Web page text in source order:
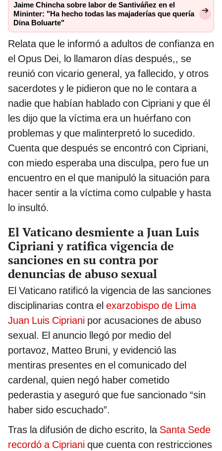
Jaime Chincha sobre labor de Santiváñez en el
Mininter: "Ha hecho todas las majaderías que quería
Dina Boluarte"
Relata que le informó a adultos de confianza en
el Opus Dei, lo llamaron días después,, se
reunió con vicario general, ya fallecido, y otros
sacerdotes y le pidieron que no le contara a
nadie que habían hablado con Cipriani y que él
les dijo que la víctima era un huérfano con
problemas y que malinterpretó lo sucedido.
Cuenta que después se encontró con Cipriani,
con miedo esperaba una disculpa, pero fue un
encuentro en el que manipuló la situación para
hacer sentir a la víctima como culpable y hasta
lo insultó.
El Vaticano desmiente a Juan Luis
Cipriani y ratifica vigencia de
sanciones en su contra por
denuncias de abuso sexual
El Vaticano ratificó la vigencia de las sanciones
disciplinarias contra el exarzobispo de Lima
Juan Luis Cipriani por acusaciones de abuso
sexual. El anuncio llegó por medio del
portavoz, Matteo Bruni, y evidenció las
mentiras presentes en el comunicado del
cardenal, quien negó haber cometido
pederastia y aseguró que fue sancionado “sin
haber sido escuchado”.
Tras la difusión de dicho escrito, la Santa Sede
recordó a Cipriani que cuenta con restricciones